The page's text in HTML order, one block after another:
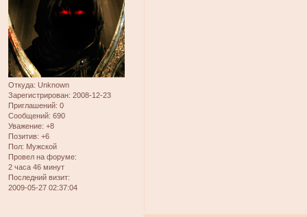
Откуда: Unknown
Зарегистрирован: 2008-12-23
Приглашений: 0
Сообщений: 690
Уважение: +8
Позитив: +6
Пол: Мужской
Провел на форуме:
2 часа 46 минут
Последний визит:
2009-05-27 02:37:04